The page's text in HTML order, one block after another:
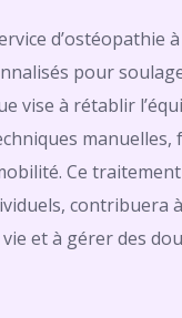
d’ostéopathie
pour
vise à rétablir
manuelles,
Ce
contribuera
et à gérer des